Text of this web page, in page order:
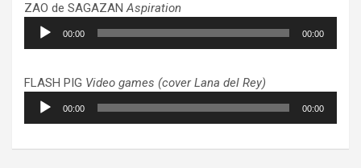
ZAO de SAGAZANAspiration
Lecteur
audio
00:00 00:00
FLASH PIG Video games (cover Lana del Rey)
Lecteur
audio
00:00 00:00